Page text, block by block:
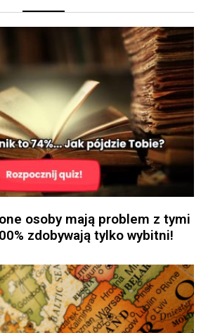
osoby mają problem z tymi
zdobywają tylko wybitni!